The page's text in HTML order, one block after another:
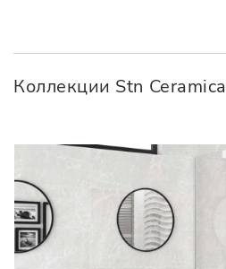
Коллекции Stn Ceramica